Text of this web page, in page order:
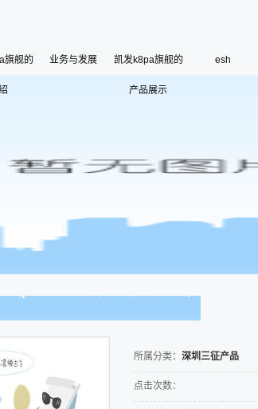
旗舰的
管理层
历史沿革
业务与发展 凯发k8pa旗舰的
产品展示
esh
所属分类： 深圳三征产品
点击次数：